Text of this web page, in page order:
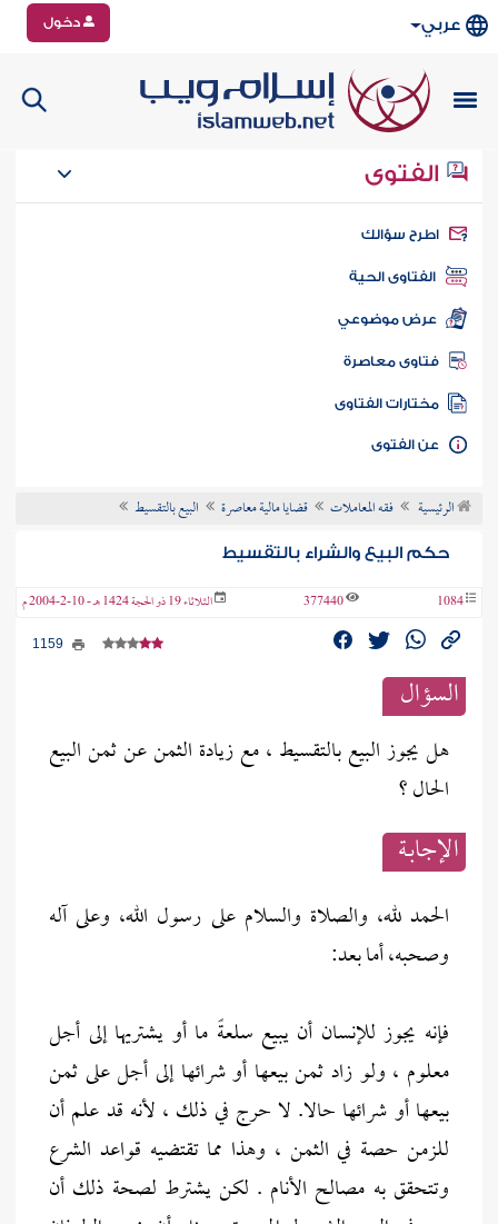
عربي دخول
الفتوى
سؤالك
الفتاوى الحية
عرض موضوعي
فتاوى معاصرة
مختارات الفتاوى
الفتوى
الرئيسية فقه المعاملات قضايا مالية معاصرة البيع بالتقسيط
حكم البيع والشراء بالتقسيط
1084
377440 الثلاثاء 19 ذو الحجة 1424 هـ - 10-2-2004 م
السؤال
هل يجوز البيع بالتقسيط ، مع زيادة الثمن عن ثمن البيع
الحال ؟
الإجابــة
الحمد لله، والصلاة والسلام على رسول الله، وعلى آله
وصحبه، أما بعد:
فإنه يجوز للإنسان أن يبيع سلعةً ما أو يشتريها إلى أجل
معلوم ، ولو زاد ثمن بيعها أو شرائها إلى أجل على ثمن
بيعها أو شرائها حالا. لا حرج في ذلك ، لأنه قد علم أن
للزمن حصة في الثمن ، وهذا مما تقتضيه قواعد الشرع
وتتحقق به مصالح الأنام . لكن يشترط لصحة ذلك أن